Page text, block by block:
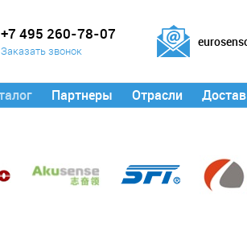
+7 495 260-78-07
Заказать звонок
Партнеры Отрасли